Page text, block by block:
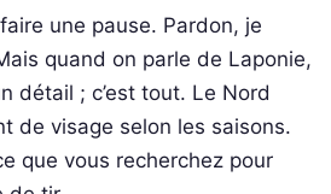
une pause. Pardon, je
quand on parle de Laponie,
détail ; c’est tout. Le Nord
de visage selon les saisons.
que vous recherchez pour